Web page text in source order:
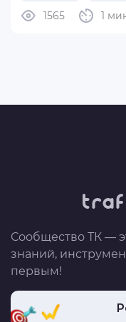
#соц 1
1565
Сообщество ТК —
знаний,
первым!